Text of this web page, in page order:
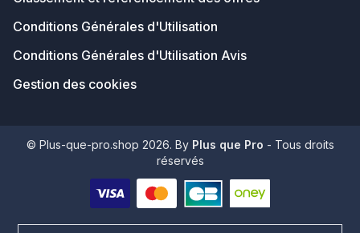
Conditions Générales d'Utilisation
Conditions Générales d'Utilisation Avis
Gestion des cookies
© Plus-que-pro.shop 2026. By Plus que Pro - Tous droits
réservés